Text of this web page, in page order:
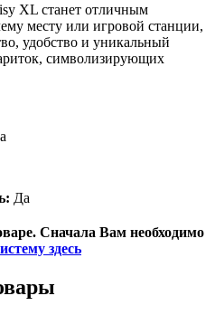
XL станет отличным
месту или игровой станции,
удобство и уникальный
символизирующих
Да
Сначала Вам необходимо
здесь